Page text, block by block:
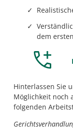
dem
Hinterlassen Sie
Möglichkeit noch
folgenden